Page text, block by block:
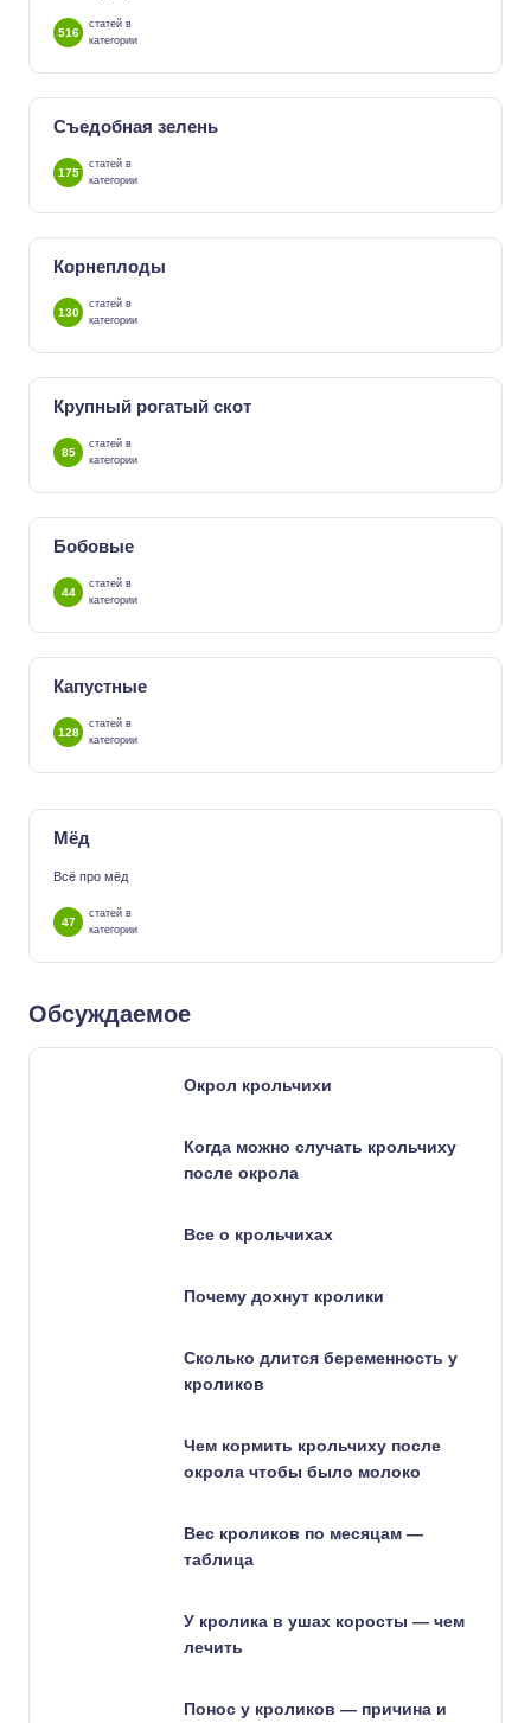
516
статей в
категории
Съедобная зелень
175
статей в
категории
Корнеплоды
130
статей в
категории
Крупный рогатый скот
85
статей в
категории
Бобовые
44
статей в
категории
Капустные
128
статей в
категории
Мёд
Всё про мёд
47
статей в
категории
Обсуждаемое
Окрол крольчихи
Когда можно случать крольчиху
после окрола
Все о крольчихах
Почему дохнут кролики
Сколько длится беременность у
кроликов
Чем кормить крольчиху после
окрола чтобы было молоко
Вес кроликов по месяцам —
таблица
У кролика в ушах коросты — чем
лечить
Понос у кроликов — причина и